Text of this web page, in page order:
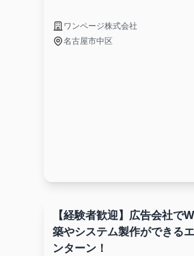
ワンページ株式会社
名古屋市中区
【経験者歓迎】広告会社で
築やシステム製作ができる
ンターン！